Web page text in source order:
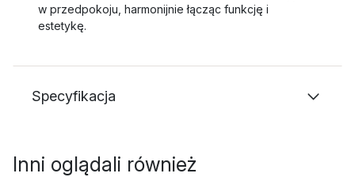
w przedpokoju, harmonijnie łącząc funkcję i
estetykę.
Specyfikacja
Inni oglądali również